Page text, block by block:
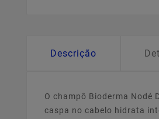
Descrição
O champô Bioderma Nodé
caspa no cabelo hidrata